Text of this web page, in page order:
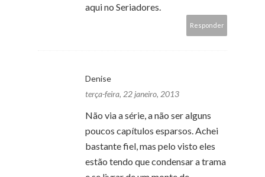
aqui no Seriadores.
Responder
Denise
terça-feira, 22 janeiro, 2013
Não via a série, a não ser alguns
poucos capítulos esparsos. Achei
bastante fiel, mas pelo visto eles
estão tendo que condensar a trama